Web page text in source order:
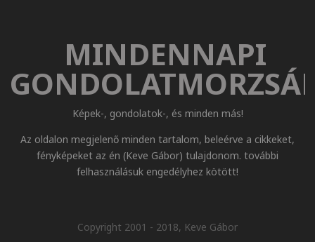
MINDENNAPI
Képek-, gondolatok-, és minden más!
Az oldalon megjelenő minden tartalom, beleérve a cikkeket,
fényképeket az én (Keve Gábor) tulajdonom. további
felhasználásuk engedélyhez kötött!
Copyright 2001 - 2018, Keve Gábor